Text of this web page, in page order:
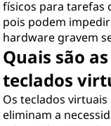
físicos para tarefas
pois podem
hardware gravem
Quais são
teclados
Os teclados
eliminam a